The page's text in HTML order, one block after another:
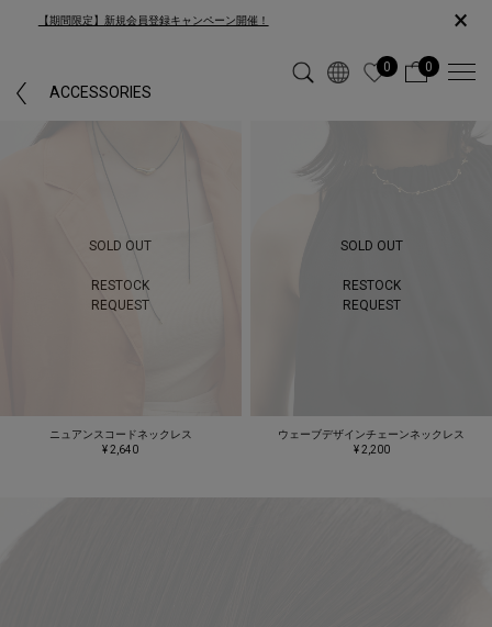
【期間限定】新規会員登録キャンペーン開催！ ×
ACCESSORIES
0 0
SOLD OUT
RESTOCK
REQUEST
ニュアンスコードネックレス
¥ 2,640
SOLD OUT
RESTOCK
REQUEST
ウェーブデザインチェーンネックレス
¥ 2,200